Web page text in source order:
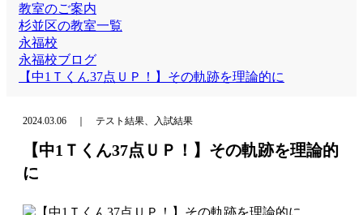
教室のご案内
杉並区の教室一覧
永福校
永福校ブログ
【中1Ｔくん37点ＵＰ！】その軌跡を理論的に
2024.03.06 ｜ テスト結果、入試結果
【中1Ｔくん37点ＵＰ！】その軌跡を理論的
に